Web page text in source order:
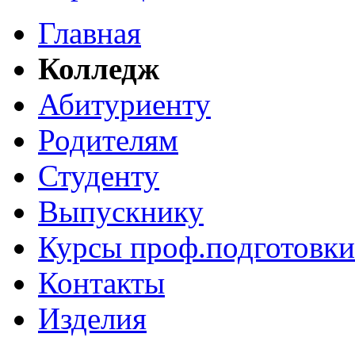
Главная
Колледж
Абитуриенту
Родителям
Студенту
Выпускнику
Курсы проф.подготовки
Контакты
Изделия